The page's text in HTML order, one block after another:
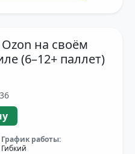
на своём
(6–12+ паллет)
График работы:
Гибкий